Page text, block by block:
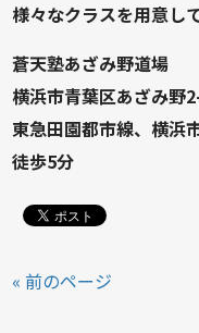
様々なクラスを用意し
蒼天塾あざみ野道場
横浜市青葉区あざみ野
東急田園都市線、横浜
徒歩5分
« 前のページ